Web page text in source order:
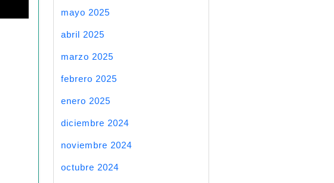
mayo 2025
abril 2025
marzo 2025
febrero 2025
enero 2025
diciembre 2024
noviembre 2024
octubre 2024